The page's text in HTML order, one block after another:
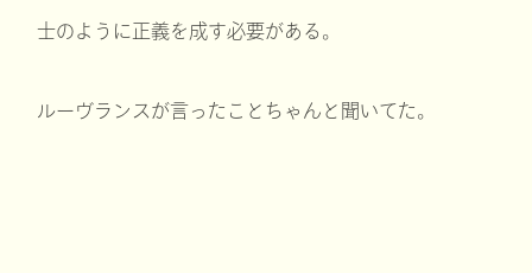
士のように正義を成す必要がある。
ルーヴランスが言ったことちゃんと聞いてた。